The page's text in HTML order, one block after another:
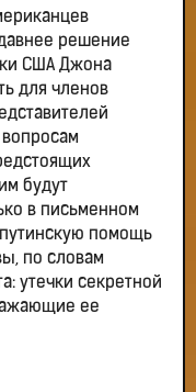
решение
США Джона
для членов
будут
в письменном
помощь
по словам
утечки секретной
ее